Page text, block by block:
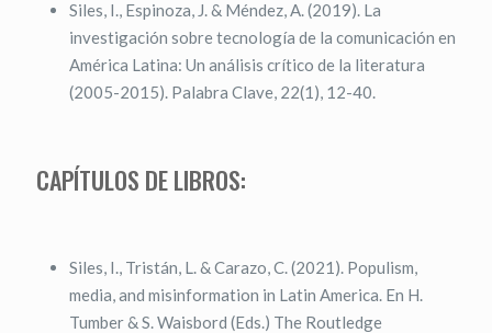
Siles, I., Espinoza, J. & Méndez, A. (2019). La
investigación sobre tecnología de la comunicación en
América Latina: Un análisis crítico de la literatura
(2005-2015). Palabra Clave, 22(1), 12-40.
CAPÍTULOS DE LIBROS:
Siles, I., Tristán, L. & Carazo, C. (2021). Populism,
media, and misinformation in Latin America. En H.
Tumber & S. Waisbord (Eds.) The Routledge